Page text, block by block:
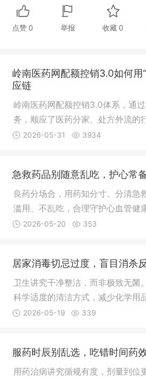
点赞 0 举报 收藏0
岭南医药网配额控销3.0如何用
应链
岭南医药网配额控销3.0体系，通
务，顺应了医药分家、处方外流的
争力。未来，通过深化数字化运营
2026-05-31 3934
急救药品别随意乱吃，护心常
良药分场合，用药知分寸。分清急
滥用、不乱吃，合理守护心血管健
2026-05-20 353
居家消毒切忌过度，盲目消杀
卫生讲究干净整洁，而非极致无菌
科学适度的清洁方式，减少化学用
接触自然环境，慢慢养好自身免疫
2026-05-19 339
服药时辰别乱选，吃错时间药
用药治病讲究循规有度，剂量到位